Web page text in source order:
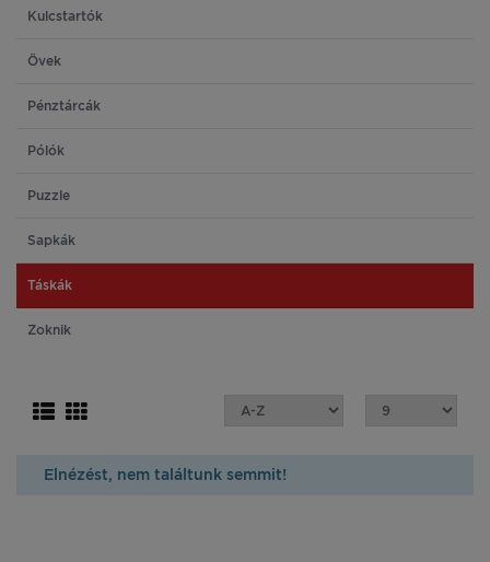
Kulcstartók
Övek
Pénztárcák
Pólók
Puzzle
Sapkák
Táskák
Zoknik
Elnézést, nem találtunk semmit!